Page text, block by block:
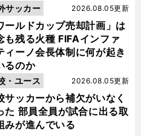
ールドカップ売却計画」は
も残る火種 FIFAインファ
ィーノ会長体制に何が起き
るのか
2026.08.05更新
サッカー
サッカーから補欠がいなく
た 部員全員が試合に出る取
みが進んでいる
2026.08.05更新
・ユース